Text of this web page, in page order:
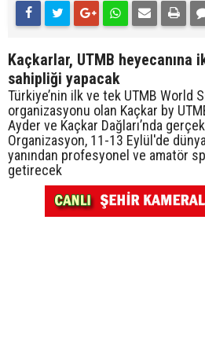
Kaçkarlar, UTMB heyecanına
sahipliği yapacak
Türkiye’nin ilk ve tek UTMB World
organizasyonu olan Kaçkar by
Ayder ve Kaçkar Dağları’nda
Organizasyon, 11-13 Eylül'de
yanından profesyonel ve amatör
getirecek